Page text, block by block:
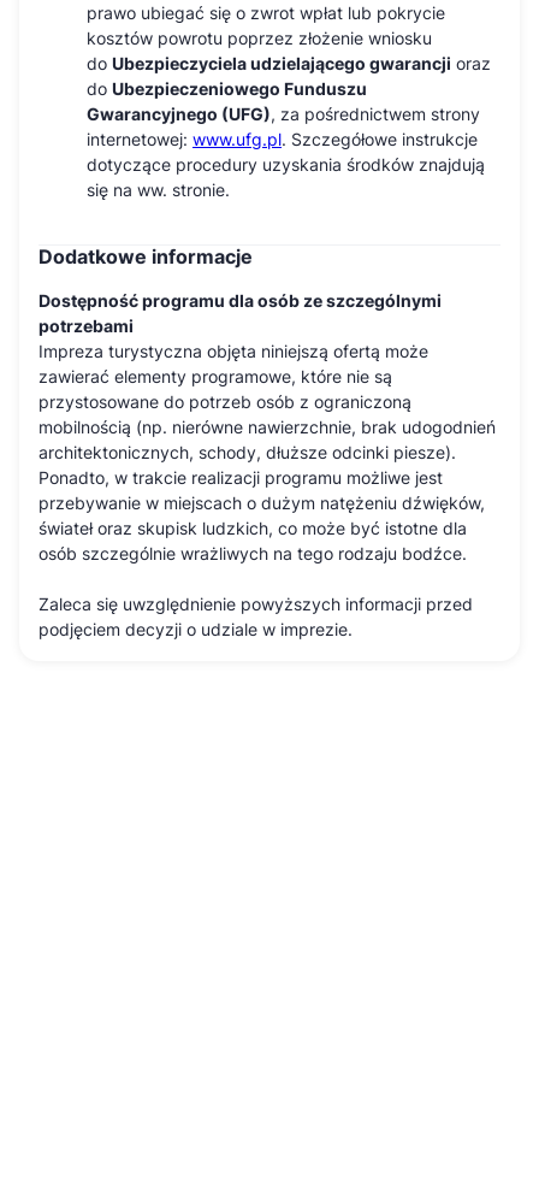
prawo ubiegać się o zwrot wpłat lub pokrycie
kosztów powrotu poprzez złożenie wniosku
do Ubezpieczyciela udzielającego gwarancji oraz
do Ubezpieczeniowego Funduszu
Gwarancyjnego (UFG), za pośrednictwem strony
internetowej: www.ufg.pl. Szczegółowe instrukcje
dotyczące procedury uzyskania środków znajdują
się na ww. stronie.
Dodatkowe informacje
Dostępność programu dla osób ze szczególnymi
potrzebami
Impreza turystyczna objęta niniejszą ofertą może
zawierać elementy programowe, które nie są
przystosowane do potrzeb osób z ograniczoną
mobilnością (np. nierówne nawierzchnie, brak udogodnień
architektonicznych, schody, dłuższe odcinki piesze).
Ponadto, w trakcie realizacji programu możliwe jest
przebywanie w miejscach o dużym natężeniu dźwięków,
świateł oraz skupisk ludzkich, co może być istotne dla
osób szczególnie wrażliwych na tego rodzaju bodźce.
Zaleca się uwzględnienie powyższych informacji przed
podjęciem decyzji o udziale w imprezie.